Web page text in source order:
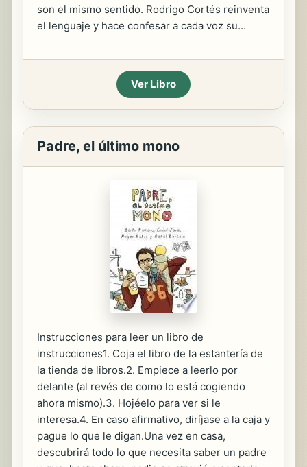
son el mismo sentido. Rodrigo Cortés reinventa
el lenguaje y hace confesar a cada voz su...
Ver Libro
Padre, el último mono
Instrucciones para leer un libro de
instrucciones1. Coja el libro de la estantería de
la tienda de libros.2. Empiece a leerlo por
delante (al revés de como lo está cogiendo
ahora mismo).3. Hojéelo para ver si le
interesa.4. En caso afirmativo, diríjase a la caja y
pague lo que le digan.Una vez en casa,
descubrirá todo lo que necesita saber un padre